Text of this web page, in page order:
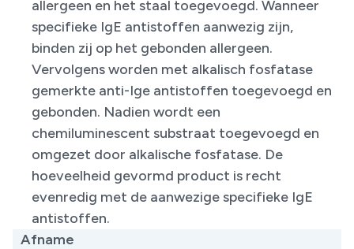
allergeen en het staal toegevoegd. Wanneer
specifieke IgE antistoffen aanwezig zijn,
binden zij op het gebonden allergeen.
Vervolgens worden met alkalisch fosfatase
gemerkte anti-Ige antistoffen toegevoegd en
gebonden. Nadien wordt een
chemiluminescent substraat toegevoegd en
omgezet door alkalische fosfatase. De
hoeveelheid gevormd product is recht
evenredig met de aanwezige specifieke IgE
antistoffen.
Afname